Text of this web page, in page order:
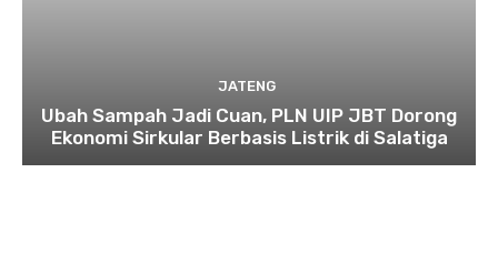
JATENG
Ubah Sampah Jadi Cuan, PLN UIP JBT Dorong
Ekonomi Sirkular Berbasis Listrik di Salatiga